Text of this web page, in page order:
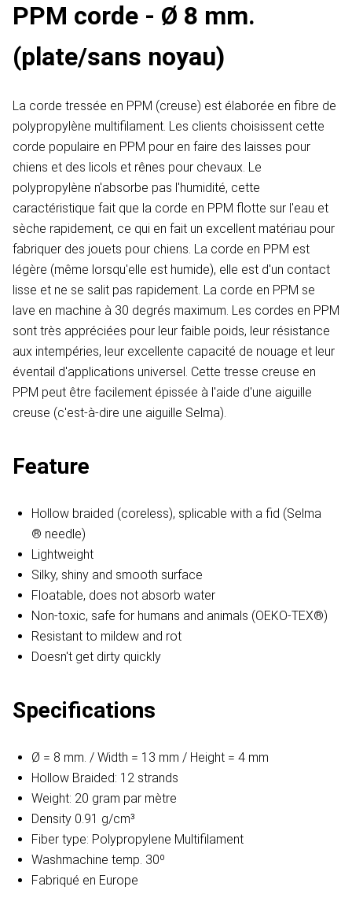
PPM corde - Ø 8 mm.
(plate/sans noyau)
La corde tressée en PPM (creuse) est élaborée en fibre de
polypropylène multifilament. Les clients choisissent cette
corde populaire en PPM pour en faire des laisses pour
chiens et des licols et rênes pour chevaux. Le
polypropylène n'absorbe pas l'humidité, cette
caractéristique fait que la corde en PPM flotte sur l'eau et
sèche rapidement, ce qui en fait un excellent matériau pour
fabriquer des jouets pour chiens. La corde en PPM est
légère (même lorsqu'elle est humide), elle est d'un contact
lisse et ne se salit pas rapidement. La corde en PPM se
lave en machine à 30 degrés maximum. Les cordes en PPM
sont très appréciées pour leur faible poids, leur résistance
aux intempéries, leur excellente capacité de nouage et leur
éventail d'applications universel. Cette tresse creuse en
PPM peut être facilement épissée à l'aide d'une aiguille
creuse (c'est-à-dire une aiguille Selma).
Feature
Hollow braided (coreless), splicable with a fid (Selma
® needle)
Lightweight
Silky, shiny and smooth surface
Floatable, does not absorb water
Non-toxic, safe for humans and animals (OEKO-TEX®)
Resistant to mildew and rot
Doesn't get dirty quickly
Specifications
Ø = 8 mm. / Width = 13 mm / Height = 4 mm
Hollow Braided: 12 strands
Weight: 20 gram par mètre
Density 0.91 g/cm³
Fiber type: Polypropylene Multifilament
Washmachine temp. 30º
Fabriqué en Europe